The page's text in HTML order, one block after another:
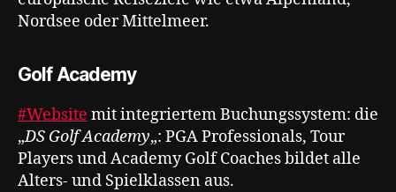
Nordsee oder Mittelmeer.
Golf Academy
#Website mit integriertem Buchungssystem: die
„DS Golf Academy„: PGA Professionals, Tour
Players und Academy Golf Coaches bildet alle
Alters- und Spielklassen aus.